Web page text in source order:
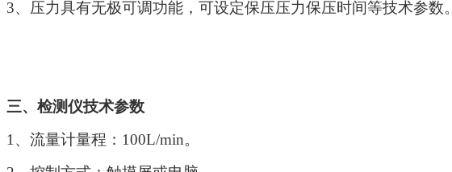
3、压力具有无极可调功能，可设定保压压力保压时间等技术参数。
三、检测仪技术参数
1、流量计量程：100L/min。